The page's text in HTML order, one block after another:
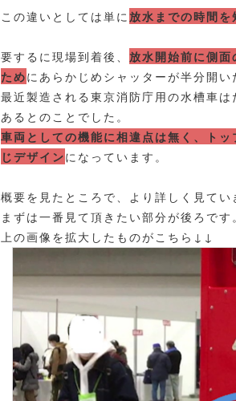
この違いとしては単に放水までの時間
要するに現場到着後、放水開始前に側
ためにあらかじめシャッターが半分開
最近製造される東京消防庁用の水槽車
あるとのことでした。
車両としての機能に相違点は無く、ト
じデザインになっています。
概要を見たところで、より詳しく見て
まずは一番見て頂きたい部分が後ろです
上の画像を拡大したものがこちら↓↓